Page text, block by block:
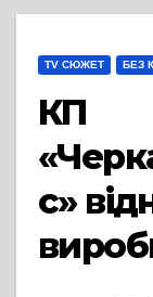
TV СЮЖЕТ БЕЗ
КП
с»